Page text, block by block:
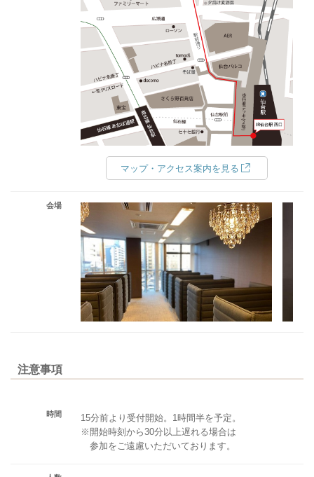
マップ・アクセス案内を見る
会場
注意事項
時間
15分前より受付開始。1時間半を予定。
※開始時刻から30分以上遅れる場合は
参加をご遠慮いただいております。